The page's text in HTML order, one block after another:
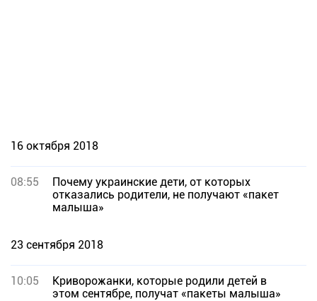
16 октября 2018
08:55
Почему украинские дети, от которых
отказались родители, не получают «пакет
малыша»
23 сентября 2018
10:05
Криворожанки, которые родили детей в
этом сентябре, получат «пакеты малыша»